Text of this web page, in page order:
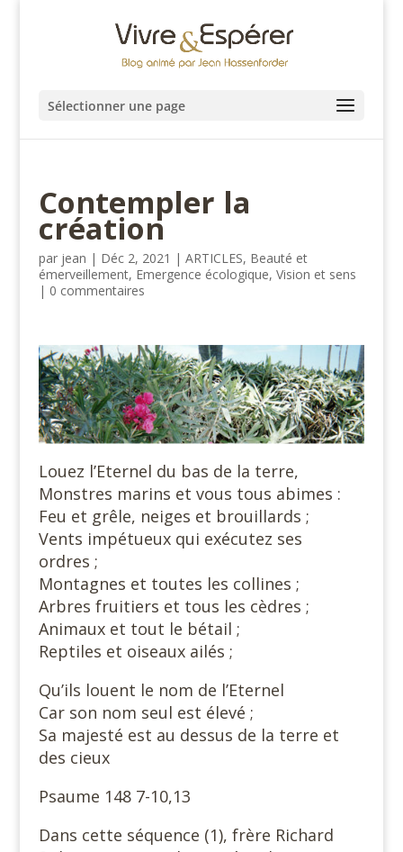
Sélectionner une page
Contempler la
création
par jean | Déc 2, 2021 | ARTICLES, Beauté et
émerveillement, Emergence écologique, Vision et sens
| 0 commentaires
Louez l’Eternel du bas de la terre,
Monstres marins et vous tous abimes :
Feu et grêle, neiges et brouillards ;
Vents impétueux qui exécutez ses
ordres ;
Montagnes et toutes les collines ;
Arbres fruitiers et tous les cèdres ;
Animaux et tout le bétail ;
Reptiles et oiseaux ailés ;
Qu’ils louent le nom de l’Eternel
Car son nom seul est élevé ;
Sa majesté est au dessus de la terre et
des cieux
Psaume 148 7-10,13
Dans cette séquence (1), frère Richard